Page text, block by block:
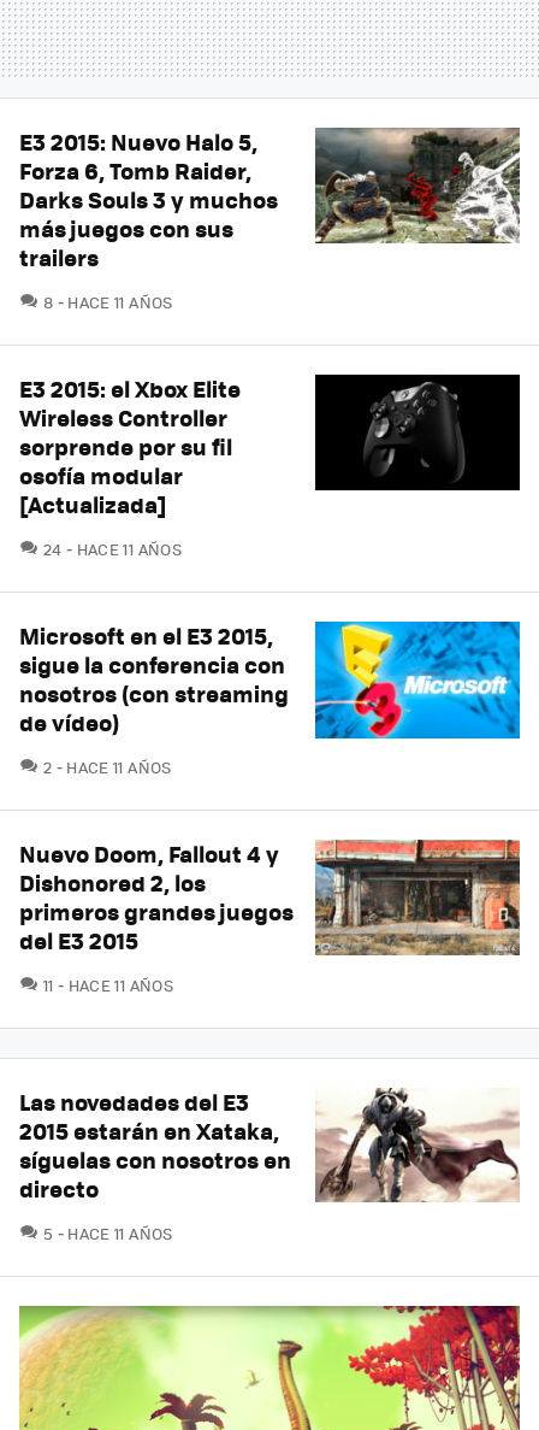
E3 2015: Nuevo Halo 5,
Forza 6, Tomb Raider,
Darks Souls 3 y muchos
más juegos con sus
trailers
8 COMENTARIOS
HACE 11 AÑOS
E3 2015: el Xbox Elite
Wireless Controller
sorprende por su fil
osofía modular
[Actualizada]
24 COMENTARIOS
HACE 11 AÑOS
Microsoft en el E3 2015,
sigue la conferencia con
nosotros (con streaming
de vídeo)
2 COMENTARIOS
HACE 11 AÑOS
Nuevo Doom, Fallout 4 y
Dishonored 2, los
primeros grandes juegos
del E3 2015
11 COMENTARIOS
HACE 11 AÑOS
Las novedades del E3
2015 estarán en Xataka,
síguelas con nosotros en
directo
5 COMENTARIOS
HACE 11 AÑOS